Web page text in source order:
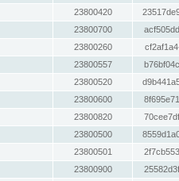
23800420
23800700
23800260
23800557
23800520
23800600
23800820
23800500
23800501
23800900